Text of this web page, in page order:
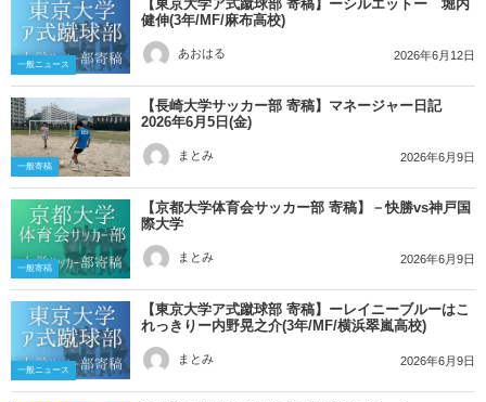
一般ニュース
【東京大学ア式蹴球部 寄稿】ーシルエットー 堀内
健伸(3年/MF/麻布高校)
あおはる 2026年6月12日
一般寄稿
【長崎大学サッカー部 寄稿】マネージャー日記
2026年6月5日(金)
まとみ 2026年6月9日
一般寄稿
【京都大学体育会サッカー部 寄稿】－快勝vs神戸国
際大学
まとみ 2026年6月9日
一般ニュース
【東京大学ア式蹴球部 寄稿】ーレイニーブルーはこ
れっきりー内野晃之介(3年/MF/横浜翠嵐高校)
まとみ 2026年6月9日